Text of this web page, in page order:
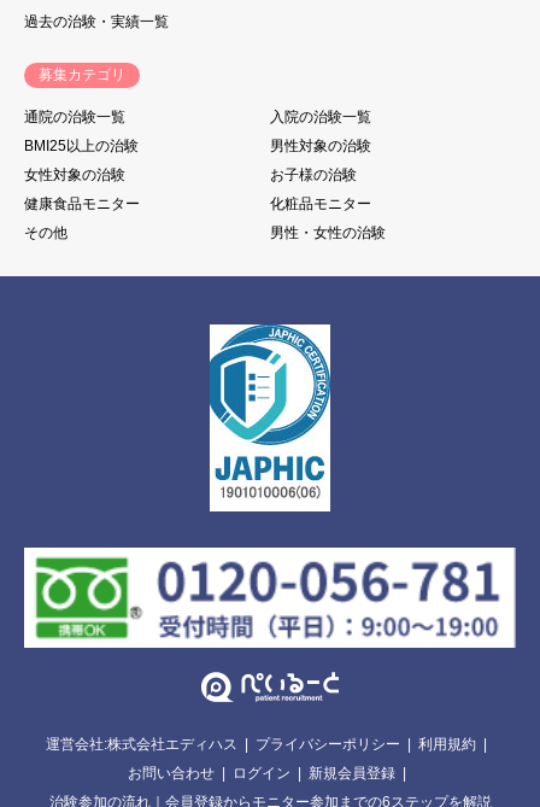
過去の治験・実績一覧
募集カテゴリ
通院の治験一覧
入院の治験一覧
BMI25以上の治験
男性対象の治験
女性対象の治験
お子様の治験
健康食品モニター
化粧品モニター
その他
男性・女性の治験
運営会社:株式会社エディハス プライバシーポリシー
利用規約
お問い合わせ
ログイン
新規会員登録
治験参加の流れ｜会員登録からモニター参加までの6ステップを解説